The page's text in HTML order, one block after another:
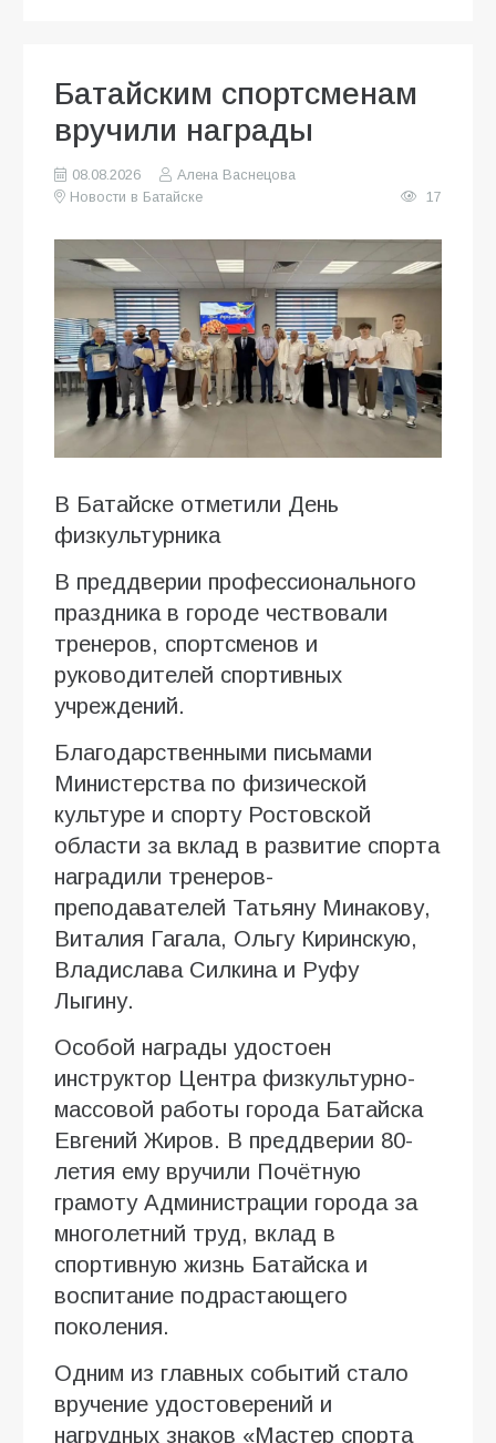
Батайским спортсменам
вручили награды
08.08.2026
Алена Васнецова
Новости в Батайске
17
В Батайске отметили День
физкультурника
В преддверии профессионального
праздника в городе чествовали
тренеров, спортсменов и
руководителей спортивных
учреждений.
Благодарственными письмами
Министерства по физической
культуре и спорту Ростовской
области за вклад в развитие спорта
наградили тренеров-
преподавателей Татьяну Минакову,
Виталия Гагала, Ольгу Киринскую,
Владислава Силкина и Руфу
Лыгину.
Особой награды удостоен
инструктор Центра физкультурно-
массовой работы города Батайска
Евгений Жиров. В преддверии 80-
летия ему вручили Почётную
грамоту Администрации города за
многолетний труд, вклад в
спортивную жизнь Батайска и
воспитание подрастающего
поколения.
Одним из главных событий стало
вручение удостоверений и
нагрудных знаков «Мастер спорта